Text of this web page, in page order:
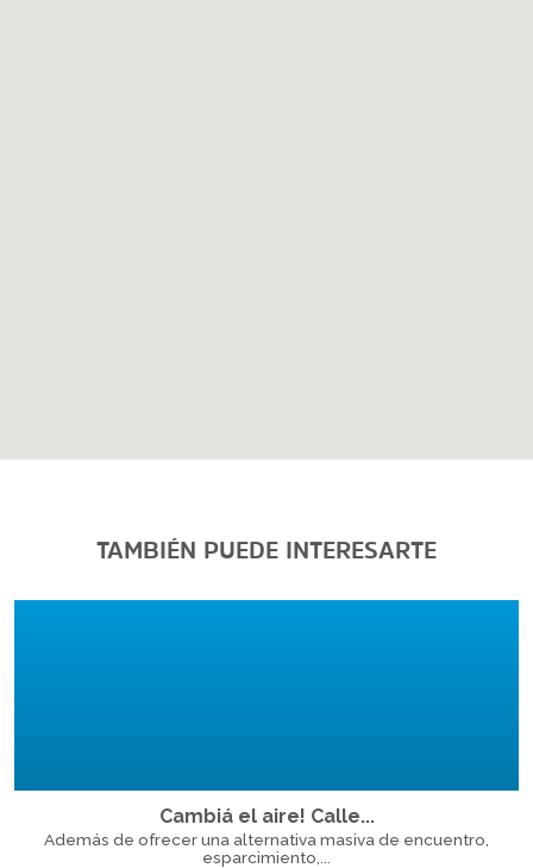
TAMBIÉN PUEDE INTERESARTE
Cambiá el aire! Calle...
Además de ofrecer una alternativa masiva de encuentro,
esparcimiento,...